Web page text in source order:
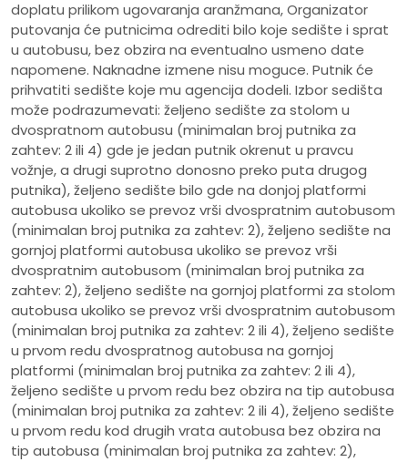
doplatu prilikom ugovaranja aranžmana, Organizator
putovanja će putnicima odrediti bilo koje sedište i sprat
u autobusu, bez obzira na eventualno usmeno date
napomene. Naknadne izmene nisu moguce. Putnik će
prihvatiti sedište koje mu agencija dodeli. Izbor sedišta
može podrazumevati: željeno sedište za stolom u
dvospratnom autobusu (minimalan broj putnika za
zahtev: 2 ili 4) gde je jedan putnik okrenut u pravcu
vožnje, a drugi suprotno donosno preko puta drugog
putnika), željeno sedište bilo gde na donjoj platformi
autobusa ukoliko se prevoz vrši dvospratnim autobusom
(minimalan broj putnika za zahtev: 2), željeno sedište na
gornjoj platformi autobusa ukoliko se prevoz vrši
dvospratnim autobusom (minimalan broj putnika za
zahtev: 2), željeno sedište na gornjoj platformi za stolom
autobusa ukoliko se prevoz vrši dvospratnim autobusom
(minimalan broj putnika za zahtev: 2 ili 4), željeno sedište
u prvom redu dvospratnog autobusa na gornjoj
platformi (minimalan broj putnika za zahtev: 2 ili 4),
željeno sedište u prvom redu bez obzira na tip autobusa
(minimalan broj putnika za zahtev: 2 ili 4), željeno sedište
u prvom redu kod drugih vrata autobusa bez obzira na
tip autobusa (minimalan broj putnika za zahtev: 2),